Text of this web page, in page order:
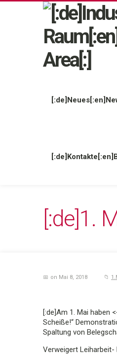
[:de]1.
on Mai 8, 2018
[:de]Am 1. Mai haben
Scheiße!“
Spaltung von
Verweigert Leiharbeit-